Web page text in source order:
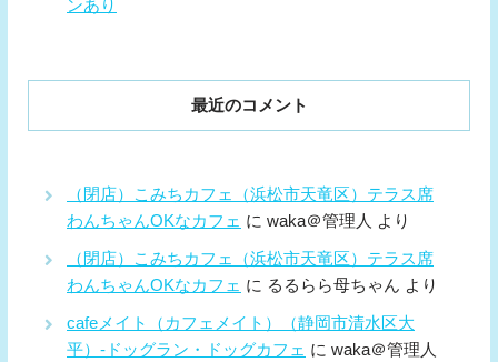
ンあり
最近のコメント
（閉店）こみちカフェ（浜松市天竜区）テラス席
わんちゃんOKなカフェ に waka＠管理人 より
（閉店）こみちカフェ（浜松市天竜区）テラス席
わんちゃんOKなカフェ に るるらら母ちゃん より
cafeメイト（カフェメイト）（静岡市清水区大
平）-ドッグラン・ドッグカフェ に waka＠管理人